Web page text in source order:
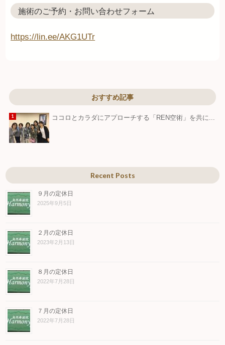
施術のご予約・お問い合わせフォーム
https://lin.ee/AKG1UTr
おすすめ記事
ココロとカラダにアプローチする「REN空術」を共に...
Recent Posts
９月の定休日
2025年9月5日
２月の定休日
2023年2月13日
８月の定休日
2022年7月28日
７月の定休日
2022年7月28日